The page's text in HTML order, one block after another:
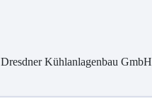
Dresdner Kühlanlagenbau GmbH